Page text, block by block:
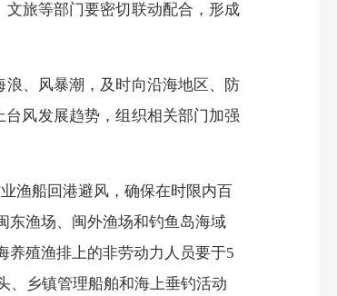
旅等部门要密切联动配合，形成
、风暴潮，及时向沿海地区、防
风发展趋势，组织相关部门加强
渔船回港避风，确保在时限内百
东渔场、闽外渔场和钓鱼岛海域
养殖渔排上的非劳动力人员要于5
、乡镇管理船舶和海上垂钓活动